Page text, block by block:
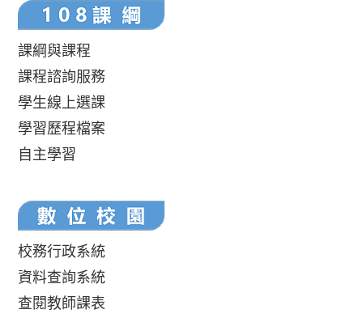
課綱與課程
課程諮詢服務
學生線上選課
學習歷程檔案
自主學習
校務行政系統
資料查詢系統
查閱教師課表